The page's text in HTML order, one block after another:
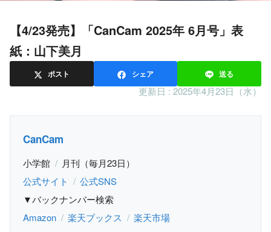
【4/23発売】「CanCam 2025年 6月号」表
紙：山下美月
ポスト シェア 送る
更新日 : 2025年4月23日（水）
CanCam
小学館
月刊（毎月23日）
公式サイト
公式SNS
▼バックナンバー検索
Amazon
楽天ブックス 楽天市場